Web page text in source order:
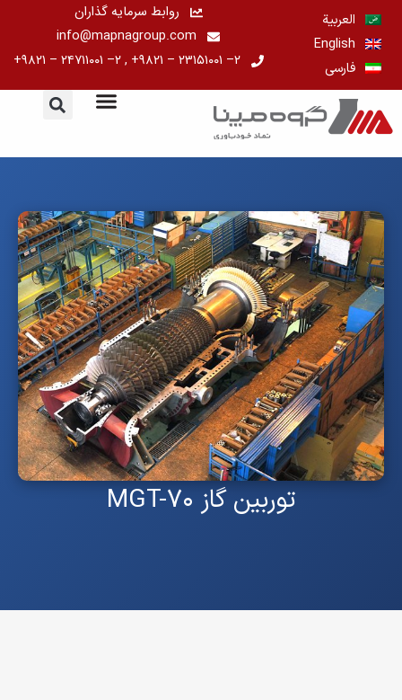
پرش
محتوا
العربية
English
فارسی
روابط سرمایه گذاران
info@mapnagroup.com
۲– ۲۳۱۵۱۰۰۱ – ۹۸۲۱+ , ۲– ۲۴۷۱۱۰۰۱ – ۹۸۲۱+
توربین گاز MGT-۷۰